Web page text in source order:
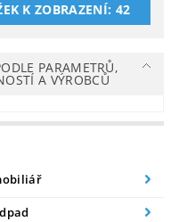
K ZOBRAZENÍ: 42
PARAMETRŮ,
A VÝROBCŮ